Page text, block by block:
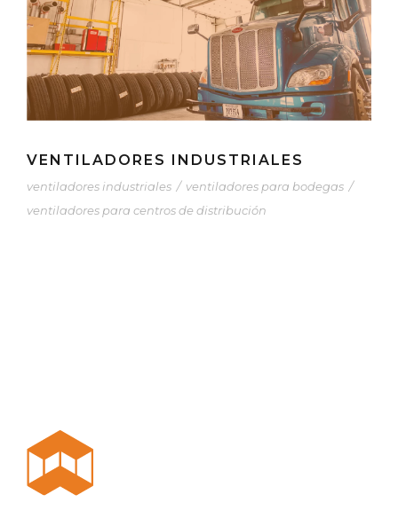
VENTILADORES INDUSTRIALES
ventiladores industriales / ventiladores para bodegas /
ventiladores para centros de distribución